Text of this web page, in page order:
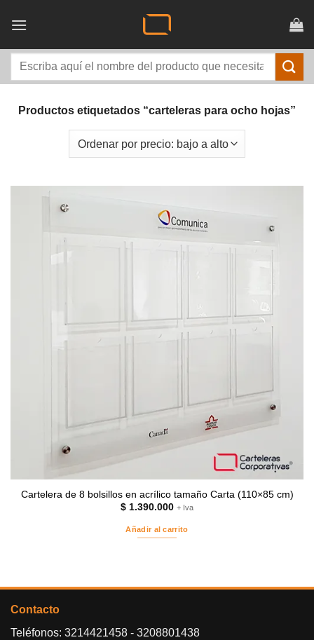
Buscar
Productos etiquetados “carteleras para ocho hojas”
Cartelera de 8 bolsillos en acrílico tamaño Carta (110×85 cm)
$ 1.390.000 + Iva
Añadir al carrito
Contacto
Teléfonos: 3214421458 - 3208801438